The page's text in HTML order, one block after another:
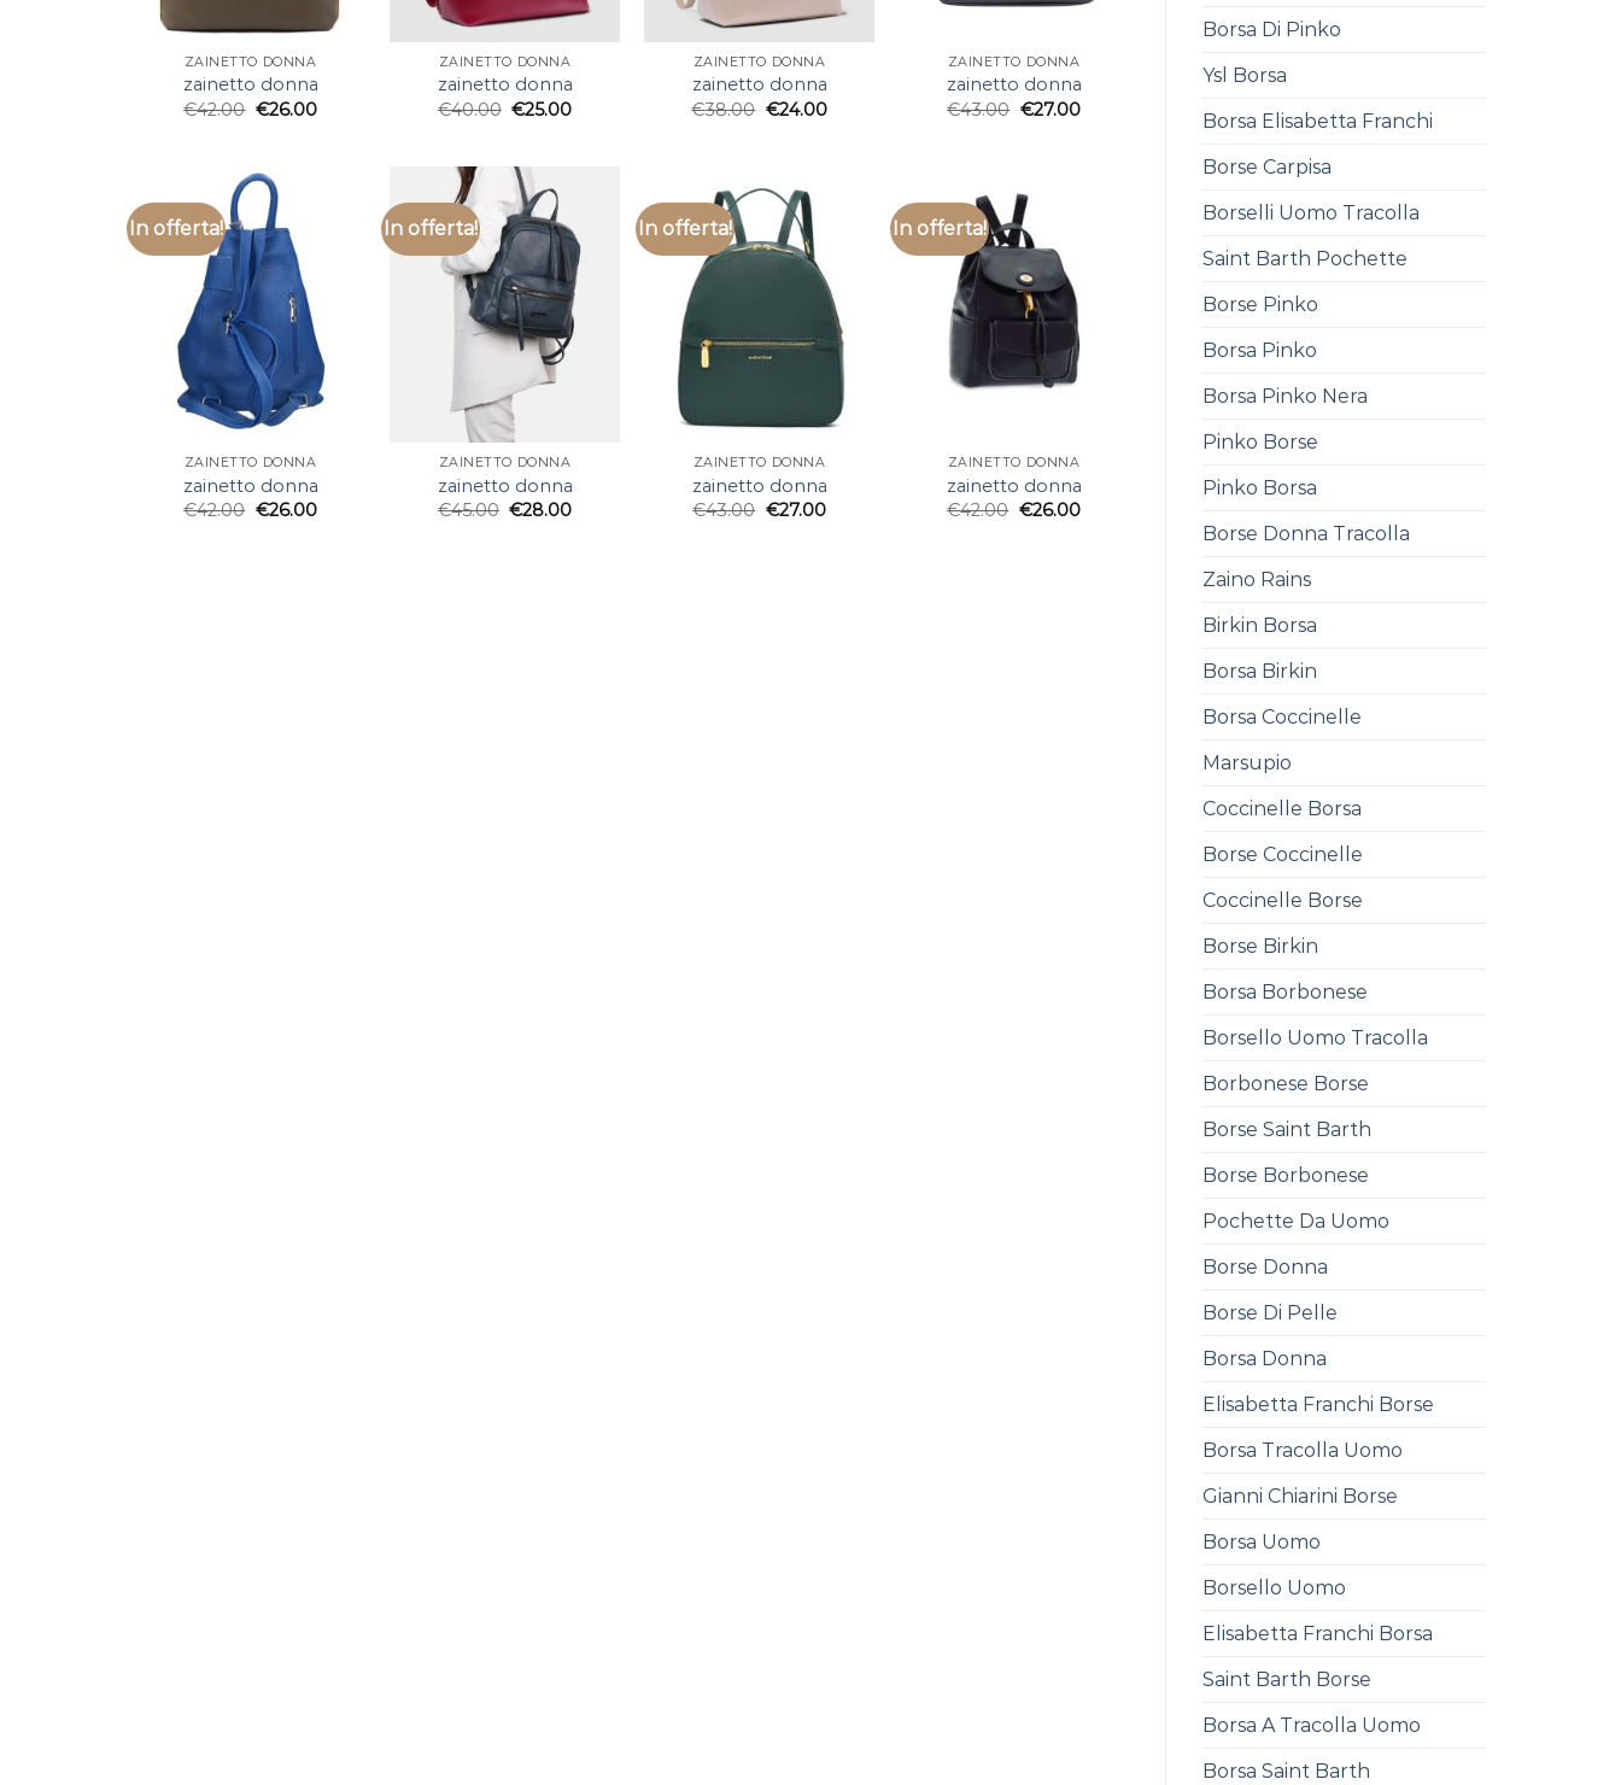
Borsa Di Pinko
Ysl Borsa
Borsa Elisabetta Franchi
Borse Carpisa
Borselli Uomo Tracolla
Saint Barth Pochette
Borse Pinko
Borsa Pinko
Borsa Pinko Nera
Pinko Borse
Pinko Borsa
Borse Donna Tracolla
Zaino Rains
Birkin Borsa
Borsa Birkin
Borsa Coccinelle
Marsupio
Coccinelle Borsa
Borse Coccinelle
Coccinelle Borse
Borse Birkin
Borsa Borbonese
Borsello Uomo Tracolla
Borbonese Borse
Borse Saint Barth
Borse Borbonese
Pochette Da Uomo
Borse Donna
Borse Di Pelle
Borsa Donna
Elisabetta Franchi Borse
Borsa Tracolla Uomo
Gianni Chiarini Borse
Borsa Uomo
Borsello Uomo
Elisabetta Franchi Borsa
Saint Barth Borse
Borsa A Tracolla Uomo
Borsa Saint Barth
ZAINETTO DONNA
zainetto donna
€42.00 €26.00
ZAINETTO DONNA
zainetto donna
€40.00 €25.00
ZAINETTO DONNA
zainetto donna
€38.00 €24.00
ZAINETTO DONNA
zainetto donna
€43.00 €27.00
In offerta!
ZAINETTO DONNA
zainetto donna
€42.00 €26.00
In offerta!
ZAINETTO DONNA
zainetto donna
€45.00 €28.00
In offerta!
ZAINETTO DONNA
zainetto donna
€43.00 €27.00
In offerta!
ZAINETTO DONNA
zainetto donna
€42.00 €26.00